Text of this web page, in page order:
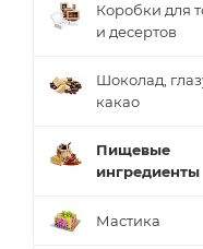
Коробки для
и десертов
Шоколад,
какао
Пищевые
ингредиенты
Мастика